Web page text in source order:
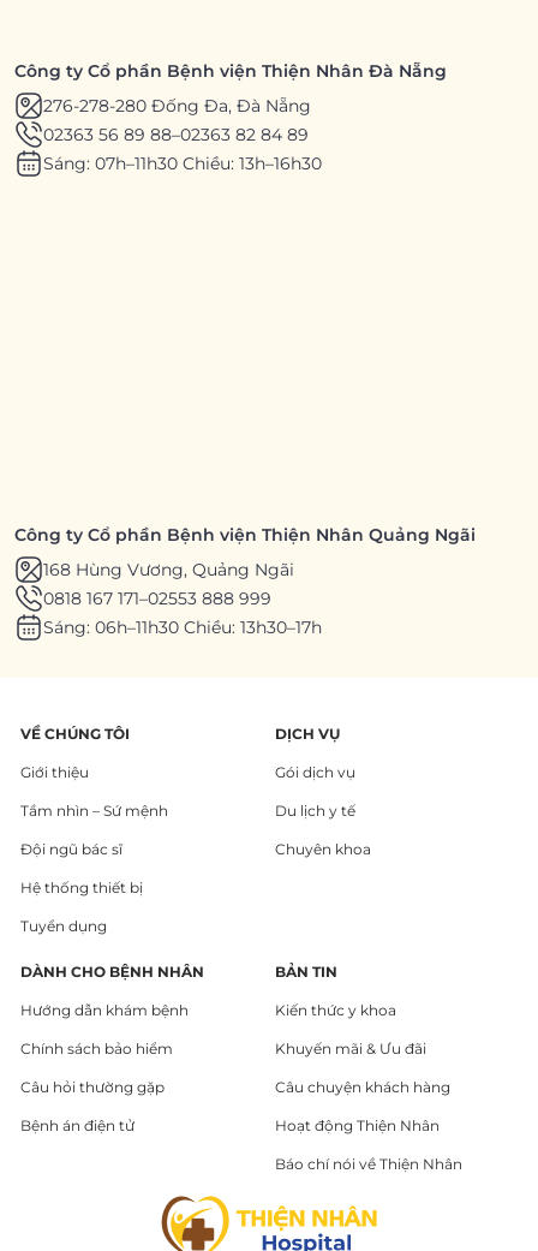
Công ty Cổ phần Bệnh viện Thiện Nhân Đà Nẵng
276-278-280 Đống Đa, Đà Nẵng
02363 56 89 88–02363 82 84 89
Sáng: 07h–11h30 Chiều: 13h–16h30
Công ty Cổ phần Bệnh viện Thiện Nhân Quảng Ngãi
168 Hùng Vương, Quảng Ngãi
0818 167 171–02553 888 999
Sáng: 06h–11h30 Chiều: 13h30–17h
VỀ CHÚNG TÔI
Giới thiệu
Tầm nhìn – Sứ mệnh
Đội ngũ bác sĩ
Hệ thống thiết bị
Tuyển dụng
DỊCH VỤ
Gói dịch vụ
Du lịch y tế
Chuyên khoa
DÀNH CHO BỆNH NHÂN
Hướng dẫn khám bệnh
Chính sách bảo hiểm
Câu hỏi thường gặp
Bệnh án điện tử
BẢN TIN
Kiến thức y khoa
Khuyến mãi & Ưu đãi
Câu chuyện khách hàng
Hoạt động Thiện Nhân
Báo chí nói về Thiện Nhân